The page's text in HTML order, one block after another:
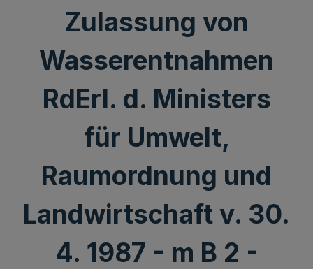
Zulassung von
Wasserentnahmen
RdErl. d. Ministers
für Umwelt,
Raumordnung und
Landwirtschaft v. 30.
4. 1987 - m B 2 -